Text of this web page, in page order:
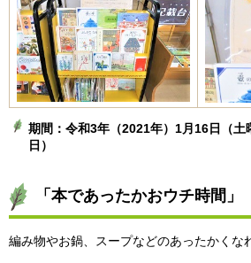
期間：令和3年（2021年）1月16日（土
日）
「本であったかおウチ時間」
編み物やお鍋、スープなどのあったかくな